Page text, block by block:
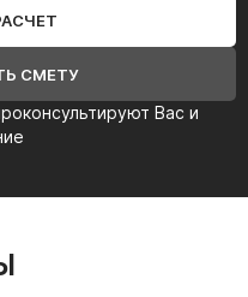
Вас и
СМЕТУ